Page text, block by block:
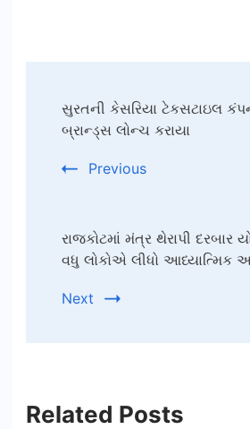
Navigation
સુરતની કેસરિયા ટેકસટાઇલ
બ્રાન્ડ્સ લોન્ચ કરાયા
Previous
રાજકોટમાં મંત્ર થેરાપી દરબાર
વધુ લોકોએ લીધો આધ્યાત્મિક
Next
Related Posts